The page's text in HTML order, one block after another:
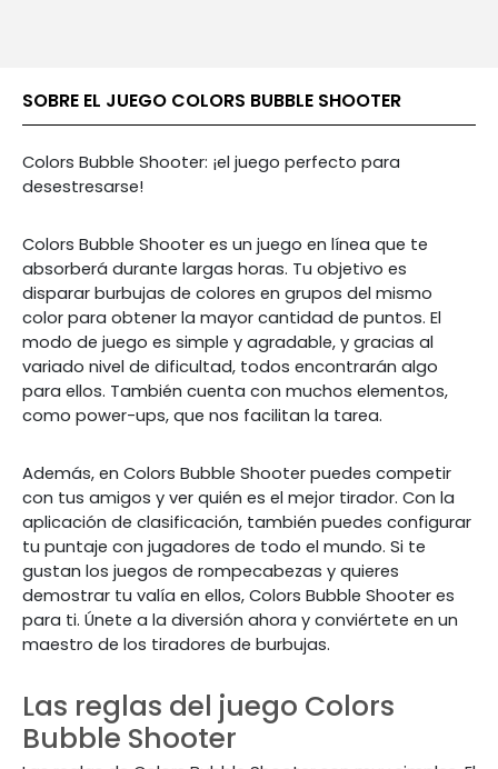
SOBRE EL JUEGO COLORS BUBBLE SHOOTER
Colors Bubble Shooter: ¡el juego perfecto para
desestresarse!
Colors Bubble Shooter es un juego en línea que te
absorberá durante largas horas. Tu objetivo es
disparar burbujas de colores en grupos del mismo
color para obtener la mayor cantidad de puntos. El
modo de juego es simple y agradable, y gracias al
variado nivel de dificultad, todos encontrarán algo
para ellos. También cuenta con muchos elementos,
como power-ups, que nos facilitan la tarea.
Además, en Colors Bubble Shooter puedes competir
con tus amigos y ver quién es el mejor tirador. Con la
aplicación de clasificación, también puedes configurar
tu puntaje con jugadores de todo el mundo. Si te
gustan los juegos de rompecabezas y quieres
demostrar tu valía en ellos, Colors Bubble Shooter es
para ti. Únete a la diversión ahora y conviértete en un
maestro de los tiradores de burbujas.
Las reglas del juego Colors
Bubble Shooter